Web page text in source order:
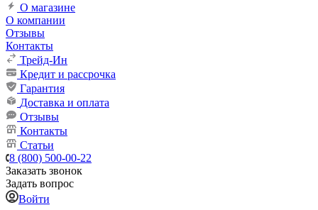
О магазине
О компании
Отзывы
Контакты
Трейд-Ин
Кредит и рассрочка
Гарантия
Доставка и оплата
Отзывы
Контакты
Статьи
8 (800) 500-00-22
Заказать звонок
Задать вопрос
Войти